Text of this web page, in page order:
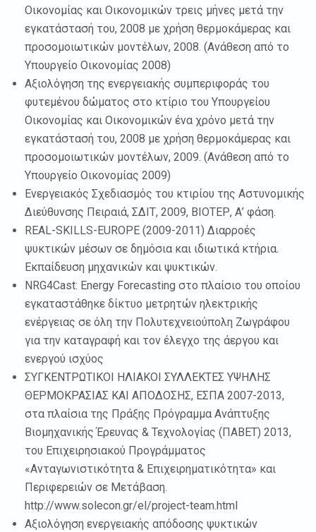
Οικονομίας και Οικονομικών τρεις μήνες μετά την
εγκατάστασή του, 2008 με χρήση θερμοκάμερας και
προσομοιωτικών μοντέλων, 2008. (Ανάθεση από το
Υπουργείο Οικονομίας 2008)
Αξιολόγηση της ενεργειακής συμπεριφοράς του
φυτεμένου δώματος στο κτίριο του Υπουργείου
Οικονομίας και Οικονομικών ένα χρόνο μετά την
εγκατάστασή του, 2008 με χρήση θερμοκάμερας και
προσομοιωτικών μοντέλων, 2009. (Ανάθεση από το
Υπουργείο Οικονομίας 2009)
Ενεργειακός Σχεδιασμός του κτιρίου της Αστυνομικής
Διεύθυνσης Πειραιά, ΣΔΙΤ, 2009, ΒΙΟΤΕΡ, Α’ φάση.
REAL-SKILLS-EUROPE (2009-2011) Διαρροές
ψυκτικών μέσων σε δημόσια και ιδιωτικά κτήρια.
Εκπαίδευση μηχανικών και ψυκτικών.
NRG4Cast: Energy Forecasting στο πλαίσιο του οποίου
εγκαταστάθηκε δίκτυο μετρητών ηλεκτρικής
ενέργειας σε όλη την Πολυτεχνειούπολη Ζωγράφου
για την καταγραφή και τον έλεγχο της άεργου και
ενεργού ισχύος
ΣΥΓΚΕΝΤΡΩΤΙΚΟΙ ΗΛΙΑΚΟΙ ΣΥΛΛΕΚΤΕΣ ΥΨΗΛΗΣ
ΘΕΡΜΟΚΡΑΣΙΑΣ ΚΑΙ ΑΠΟΔΟΣΗΣ, ΕΣΠΑ 2007-2013,
στα πλαίσια της Πράξης Πρόγραμμα Ανάπτυξης
Βιομηχανικής Έρευνας & Τεχνολογίας (ΠΑΒΕΤ) 2013,
του Επιχειρησιακού Προγράμματος
«Ανταγωνιστικότητα & Επιχειρηματικότητα» και
Περιφερειών σε Μετάβαση.
http://www.solecon.gr/el/project-team.html
Αξιολόγηση ενεργειακής απόδοσης ψυκτικών